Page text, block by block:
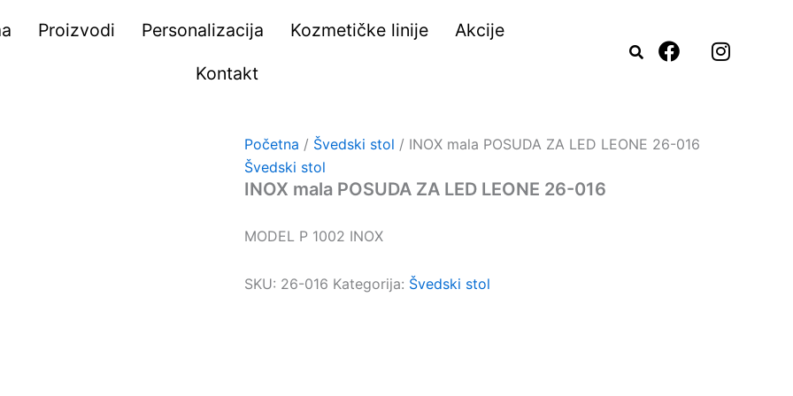
Proizvodi Personalizacija Kozmetičke linije Akcije
Kontakt
F
a
o
I
n
Početna / Švedski stol / INOX mala POSUDA ZA LED LEONE 26-016
Švedski stol
INOX mala POSUDA ZA LED LEONE 26-016
MODEL P 1002 INOX
SKU: 26-016 Kategorija: Švedski stol